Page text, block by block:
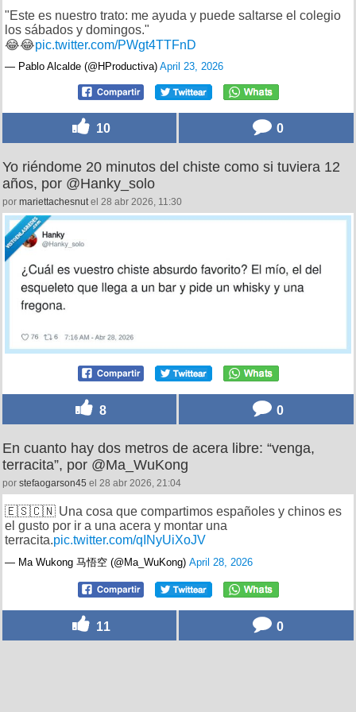
"Este es nuestro trato: me ayuda y puede saltarse el colegio
los sábados y domingos."
😂😂pic.twitter.com/PWgt4TTFnD
— Pablo Alcalde (@HProductiva) April 23, 2026
10 0
Yo riéndome 20 minutos del chiste como si tuviera 12
años, por @Hanky_solo
por mariettachesnut el 28 abr 2026, 11:30
8 0
En cuanto hay dos metros de acera libre: “venga,
terracita”, por @Ma_WuKong
por stefaogarson45 el 28 abr 2026, 21:04
🇪🇸🇨🇳 Una cosa que compartimos españoles y chinos es
el gusto por ir a una acera y montar una
terracita.pic.twitter.com/qINyUiXoJV
— Ma Wukong 马悟空 (@Ma_WuKong) April 28, 2026
11 0